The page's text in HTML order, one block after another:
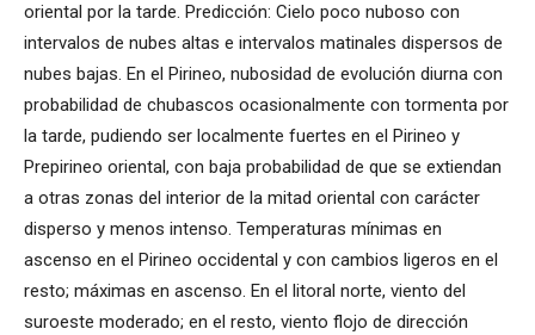
oriental por la tarde. Predicción: Cielo poco nuboso con
intervalos de nubes altas e intervalos matinales dispersos de
nubes bajas. En el Pirineo, nubosidad de evolución diurna con
probabilidad de chubascos ocasionalmente con tormenta por
la tarde, pudiendo ser localmente fuertes en el Pirineo y
Prepirineo oriental, con baja probabilidad de que se extiendan
a otras zonas del interior de la mitad oriental con carácter
disperso y menos intenso. Temperaturas mínimas en
ascenso en el Pirineo occidental y con cambios ligeros en el
resto; máximas en ascenso. En el litoral norte, viento del
suroeste moderado; en el resto, viento flojo de dirección